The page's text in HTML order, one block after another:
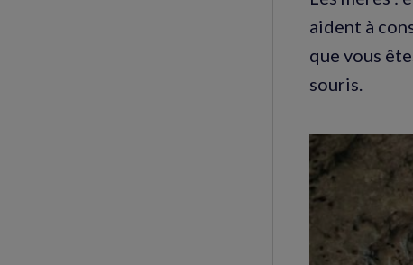
aident à
que vous
souris.